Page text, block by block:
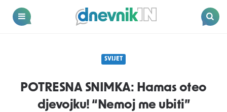
Dnevnik.in
SVIJET
POTRESNA SNIMKA: Hamas oteo
djevojku! “Nemoj me ubiti”